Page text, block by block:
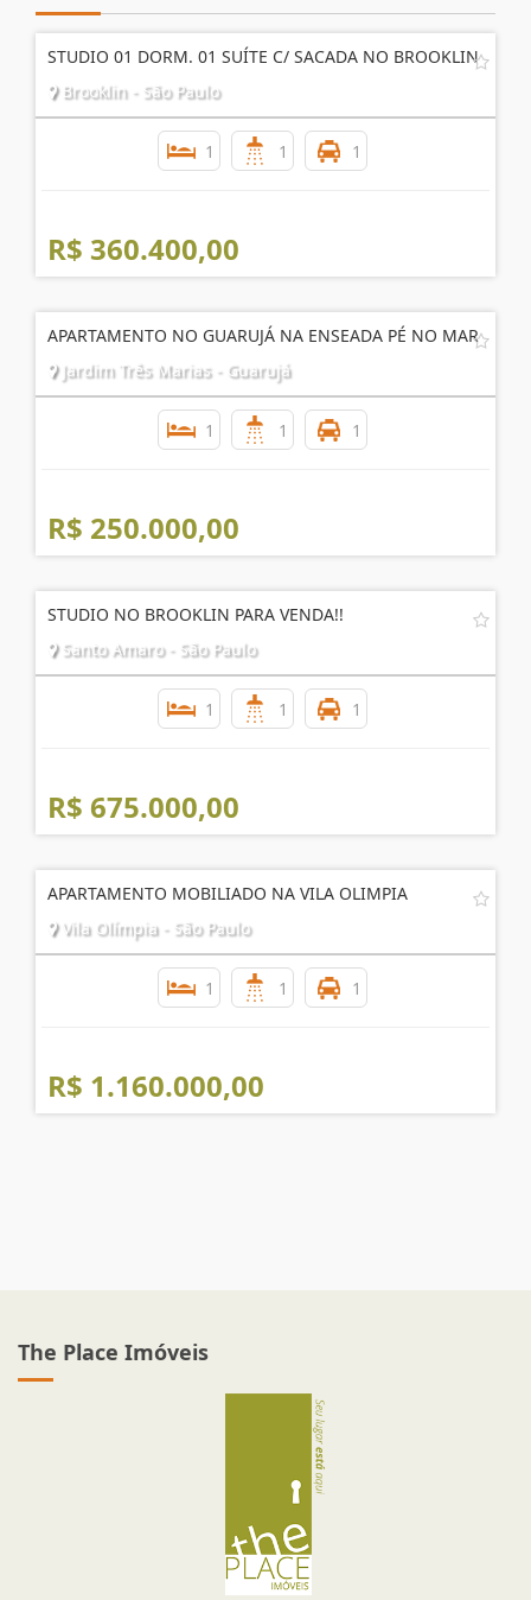
STUDIO 01 DORM. 01 SUÍTE C/ SACADA NO BROOKLIN
Brooklin - São Paulo
1 1 1
R$ 360.400,00
APARTAMENTO NO GUARUJÁ NA ENSEADA PÉ NO MAR
Jardim Três Marias - Guarujá
1 1 1
R$ 250.000,00
STUDIO NO BROOKLIN PARA VENDA!!
Santo Amaro - São Paulo
1 1 1
R$ 675.000,00
APARTAMENTO MOBILIADO NA VILA OLIMPIA
Vila Olímpia - São Paulo
1 1 1
R$ 1.160.000,00
The Place Imóveis